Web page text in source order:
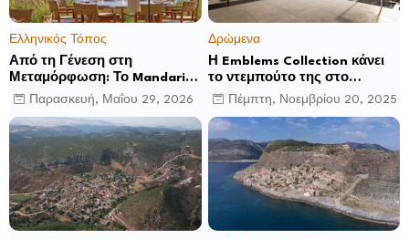
Ελληνικός Τόπος
Από τη Γένεση στη
Μεταμόρφωση: Το Mandarin
Oriental, Costa Navarino
αποκαλύπτει μια νέα σεζόν
βιωματικών εμπειριών
Παρασκευή, Μαΐου 29, 2026
Δρώμενα
Η Emblems Collection κάνει
το ντεμπούτο της στο
Ηνωμένο Βασίλειο με το
Luckham Park Hotel & Spa
και ανακοινώνει άλλα έξι
ανοίγματα για το 2026 και
μετά
Πέμπτη, Νοεμβρίου 20, 2025